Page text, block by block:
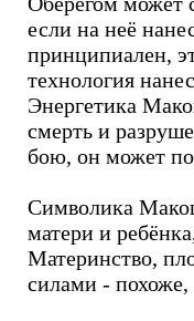
если на неё
принципиален,
технология
Энергетика
смерть и
бою, он может
Символика
матери и
Материнство,
силами - похоже,